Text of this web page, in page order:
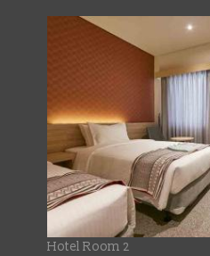
Hotel Room 2